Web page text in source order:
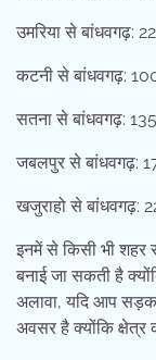
उमरिया से बांधवगढ़:
कटनी से बांधवगढ़:
सतना से बांधवगढ़:
जबलपुर से बांधवगढ़:
खजुराहो से बांधवगढ़:
इनमें से किसी भी शहर से
बनाई जा सकती है
अलावा, यदि आप
अवसर है क्योंकि क्षेत्र